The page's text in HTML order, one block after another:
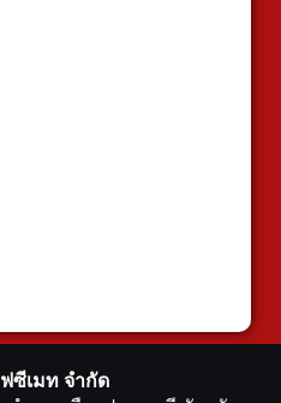
ซีเมท จำกัด